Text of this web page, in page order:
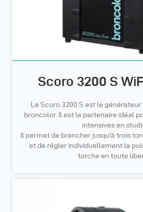
Scoro 3200 S
Le Scoro 3200 S est le
broncolor. Il est le partenaire idéal
intensives en
Il permet de brancher jusqu'à trois
et de régler individuellement la
torche en toute